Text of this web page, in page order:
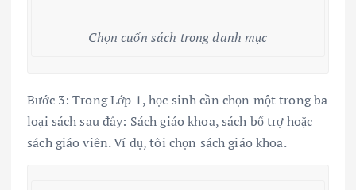
Chọn cuốn sách trong danh mục
Bước 3: Trong Lớp 1, học sinh cần chọn một trong ba
loại sách sau đây: Sách giáo khoa, sách bổ trợ hoặc
sách giáo viên. Ví dụ, tôi chọn sách giáo khoa.